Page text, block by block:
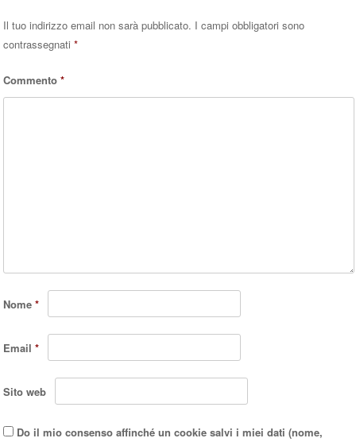
Il tuo indirizzo email non sarà pubblicato. I campi obbligatori sono
contrassegnati*
Commento*
Nome*
Email*
Sito web
Do il mio consenso affinché un cookie salvi i miei dati (nome,